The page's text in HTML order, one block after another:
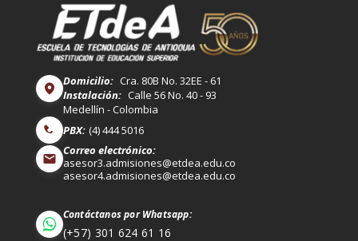
Domicilio: Cra. 80B No. 32EE - 61
Instalación: Calle 56 No. 40 - 93
Medellín - Colombia
PBX: (4) 444 5016
Correo electrónico:
asesor3.admisiones@etdea.edu.co
asesor4.admisiones@etdea.edu.co
Contáctanos por Whatsapp:
(+57) 301 624 61 16